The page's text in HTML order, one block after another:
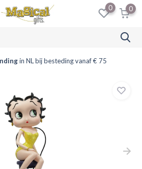
0 0
in NL bij besteding vanaf € 75